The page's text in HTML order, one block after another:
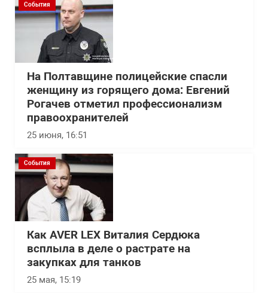
События
На Полтавщине полицейские спасли
женщину из горящего дома: Евгений
Рогачев отметил профессионализм
правоохранителей
25 июня, 16:51
События
Как AVER LEX Виталия Сердюка
всплыла в деле о растрате на
закупках для танков
25 мая, 15:19